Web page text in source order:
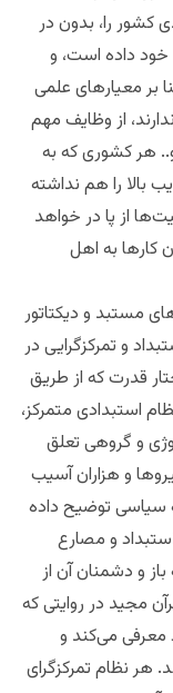
کشور را، بدون در
خود داده است، و
بر معیارهای علمی
از وظایف مهم
هر کشوری که به
بالا را هم نداشته
از پا در خواهد
کارها به اهل
مستبد و دیکتاتور
و تمرکزگرایی در
قدرت که از طریق
استبدادی متمرکز،
و گروهی تعلق
و هزاران آسیب
سیاسی توضیح داده
و مصارع
و دشمنان آن از
مجید در روایتی که
معرفی می‌کند و
هر نظام تمرکزگرای